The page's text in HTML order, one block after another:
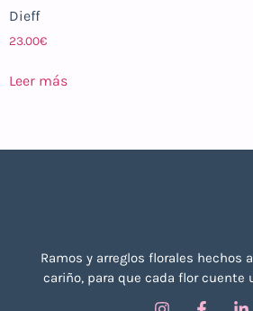
Dieff
23.00€
Leer más
Ramos y arreglos florales hechos
cariño, para que cada flor cuente